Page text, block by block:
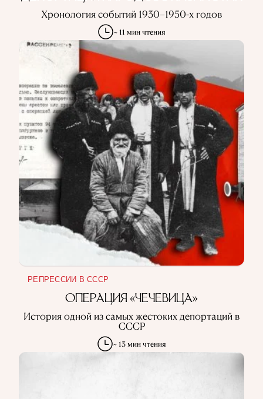
Хронология событий 1930–1950-х годов
~ 11 мин чтения
РЕПРЕССИИ В СССР
ОПЕРАЦИЯ «ЧЕЧЕВИЦА»
История одной из самых жестоких депортаций в
СССР
~ 13 мин чтения